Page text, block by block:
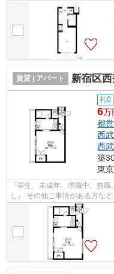
賃貸 | アパート 新宿区
礼0
6万
都
西
西
築
東
『学生、未成年、求職中、無
し』 その他ご事情がある方な
スタッフが対応致しますのでご